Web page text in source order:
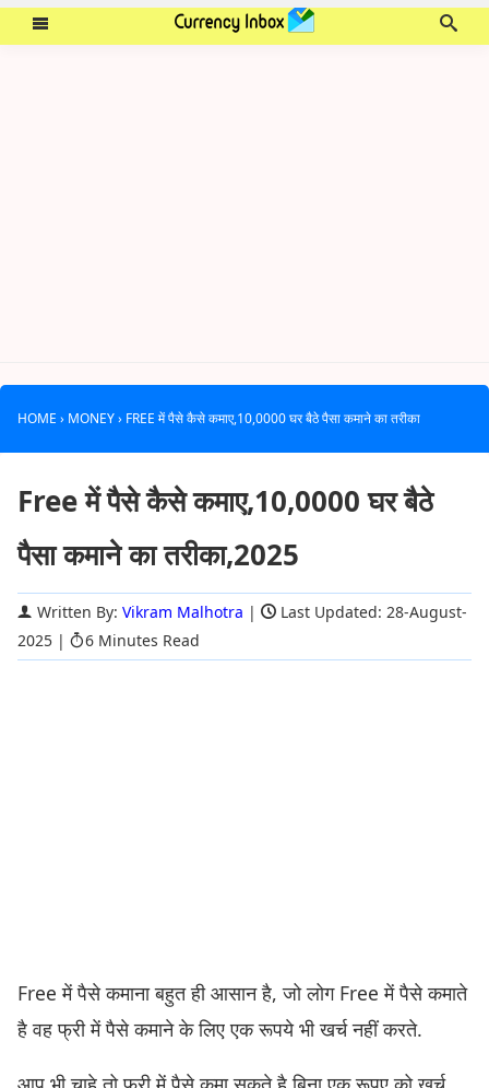
HOME › MONEY› FREE में पैसे कैसे कमाए,10,0000 घर बैठे पैसा कमाने का तरीका
Free में पैसे कैसे कमाए,10,0000 घर बैठे
पैसा कमाने का तरीका,2025
Written By: Vikram Malhotra |
Last Updated: 28-August-
2025 | 6 Minutes Read
Free में पैसे कमाना बहुत ही आसान है, जो लोग Free में पैसे कमाते
है वह फ्री में पैसे कमाने के लिए एक रूपये भी खर्च नहीं करते.